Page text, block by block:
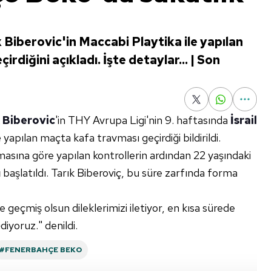
Biberovic'in Maccabi Playtika ile yapılan
açıkladı. İşte detaylar... | Son
Biberovic'in THY Avrupa Ligi'nin 9. haftasında İsrail
maçta kafa travması geçirdiği bildirildi.
göre yapılan kontrollerin ardından 22 yaşındaki
Tarık Biberoviç, bu süre zarfında forma
geçmiş olsun dileklerimizi iletiyor, en kısa sürede
denildi.
#FENERBAHÇE BEKO